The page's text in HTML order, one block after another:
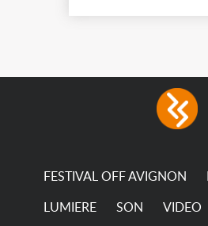
FESTIVAL OFF AVIGNON
LUMIERE SON VIDEO